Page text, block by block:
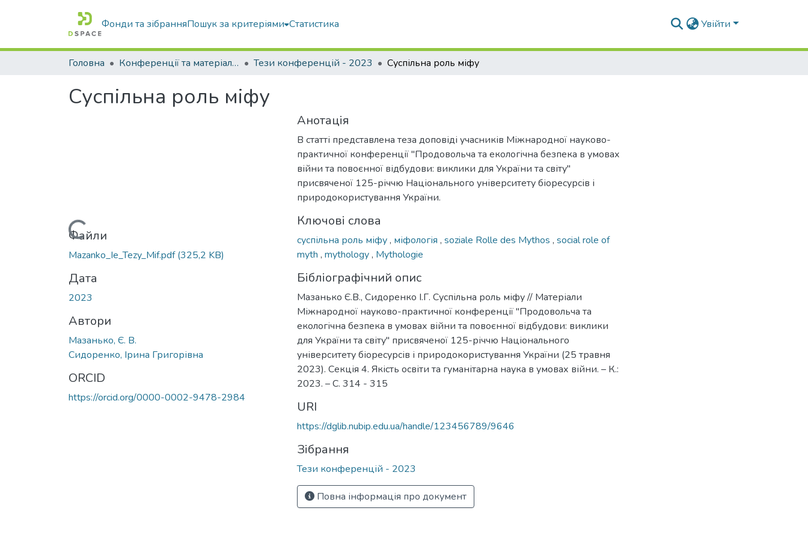
Фонди та зібранняПошук за критеріями Статистика Увійти
Головна Конференції та матеріали конференцій Тези конференцій - 2023 Суспільна роль міфу
Суспільна роль міфу
Вантажиться...
Файли
Mazanko_Ie_Tezy_Mif.pdf(325,2 KB)
Дата
2023
Автори
Мазанько, Є. В.
Сидоренко, Ірина Григорівна
ORCID
https://orcid.org/0000-0002-9478-2984
Анотація
В статті представлена теза доповіді учасників Міжнародної науково-
практичної конференції "Продовольча та екологічна безпека в умовах
війни та повоєнної відбудови: виклики для України та світу"
присвяченої 125-річчю Національного університету біоресурсів і
природокористування України.
Ключові слова
суспільна роль міфу, міфологія , soziale Rolle des Mythos , social role of
myth , mythology, Mythologie
Бібліографічний опис
Мазанько Є.В., Сидоренко І.Г. Суспільна роль міфу // Матеріали
Міжнародної науково-практичної конференції "Продовольча та
екологічна безпека в умовах війни та повоєнної відбудови: виклики
для України та світу" присвяченої 125-річчю Національного
університету біоресурсів і природокористування України (25 травня
2023). Секція 4. Якість освіти та гуманітарна наука в умовах війни. – К.:
2023. – С. 314 - 315
URI
https://dglib.nubip.edu.ua/handle/123456789/9646
Зібрання
Тези конференцій - 2023
Повна інформація про документ